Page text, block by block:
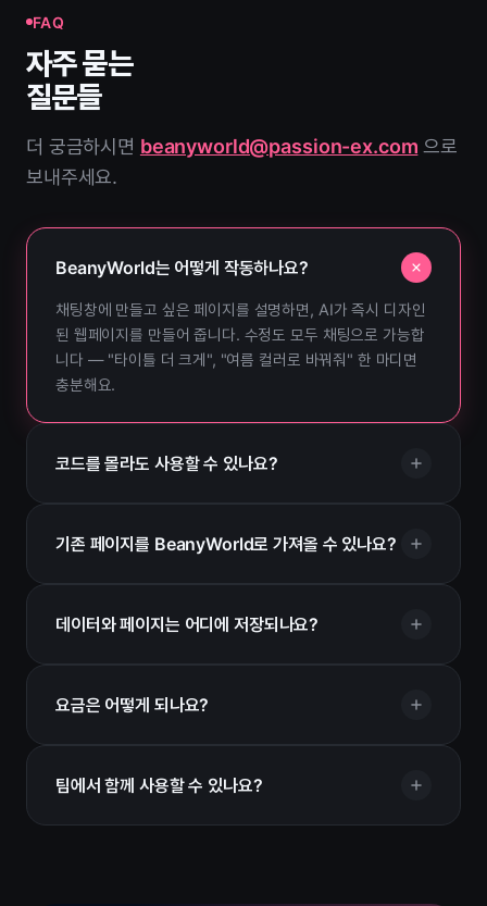
FAQ
자주 묻는
질문들
더 궁금하시면 beanyworld@passion-ex.com 으로
보내주세요.
BeanyWorld는 어떻게 작동하나요?
채팅창에 만들고 싶은 페이지를 설명하면, AI가 즉시 디자인
된 웹페이지를 만들어 줍니다. 수정도 모두 채팅으로 가능합
니다 — "타이틀 더 크게", "여름 컬러로 바꿔줘" 한 마디면
충분해요.
코드를 몰라도 사용할 수 있나요?
기존 페이지를 BeanyWorld로 가져올 수 있나요?
데이터와 페이지는 어디에 저장되나요?
요금은 어떻게 되나요?
팀에서 함께 사용할 수 있나요?